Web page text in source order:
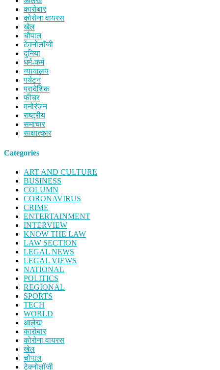
कारोबार
कोरोना वायरस
खेल
चौपाल
टेक्नोलॉजी
दुनिया
धर्म-कर्म
न्यायालय
पर्यटन
प्रादेशिक
फीचर
मनोरंजन
राष्ट्रीय
समाचार
साक्षात्कार
Categories
ART AND CULTURE
BUSINESS
COLUMN
CORONAVIRUS
CRIME
ENTERTAINMENT
INTERVIEW
KNOW THE LAW
LAW SECTION
LEGAL NEWS
LEGAL VIEWS
NATIONAL
POLITICS
REGIONAL
SPORTS
TECH
WORLD
आलेख
कारोबार
कोरोना वायरस
खेल
चौपाल
टेक्नोलॉजी